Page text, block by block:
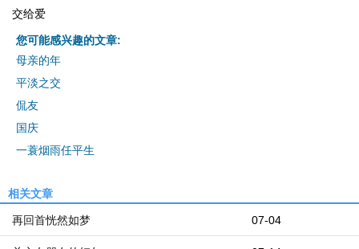
交给爱
您可能感兴趣的文章:
母亲的年
平淡之交
侃友
国庆
一蓑烟雨任平生
相关文章
07-04
再回首恍然如梦